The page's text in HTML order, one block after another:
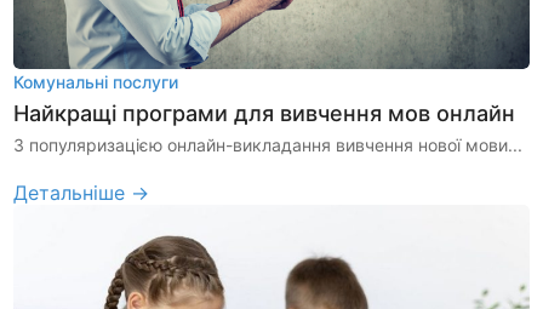
Комунальні послуги
Найкращі програми для вивчення мов онлайн
З популяризацією онлайн-викладання вивчення нової мови...
Детальніше →